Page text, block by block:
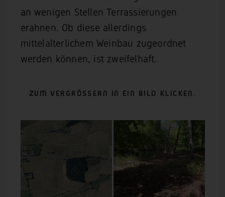
an wenigen Stellen Terrassierungen
erahnen. Ob diese allerdings
mittelalterlichem Weinbau zugeordnet
werden können, ist zweifelhaft.
ZUM VERGRÖSSERN IN EIN BILD KLICKEN.